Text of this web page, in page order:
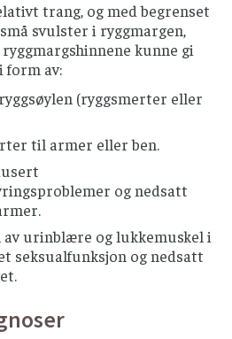
trang, og med begrenset
svulster i ryggmargen,
kunne gi
form av:
(ryggsmerter eller
til armer eller ben.
og nedsatt
urinblære og lukkemuskel i
seksualfunksjon og nedsatt